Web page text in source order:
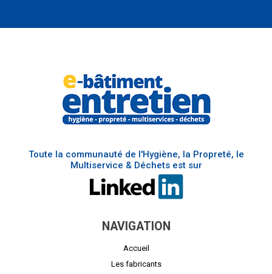
Toute la communauté de l'Hygiène, la Propreté, le
Multiservice & Déchets est sur
NAVIGATION
Accueil
Les fabricants